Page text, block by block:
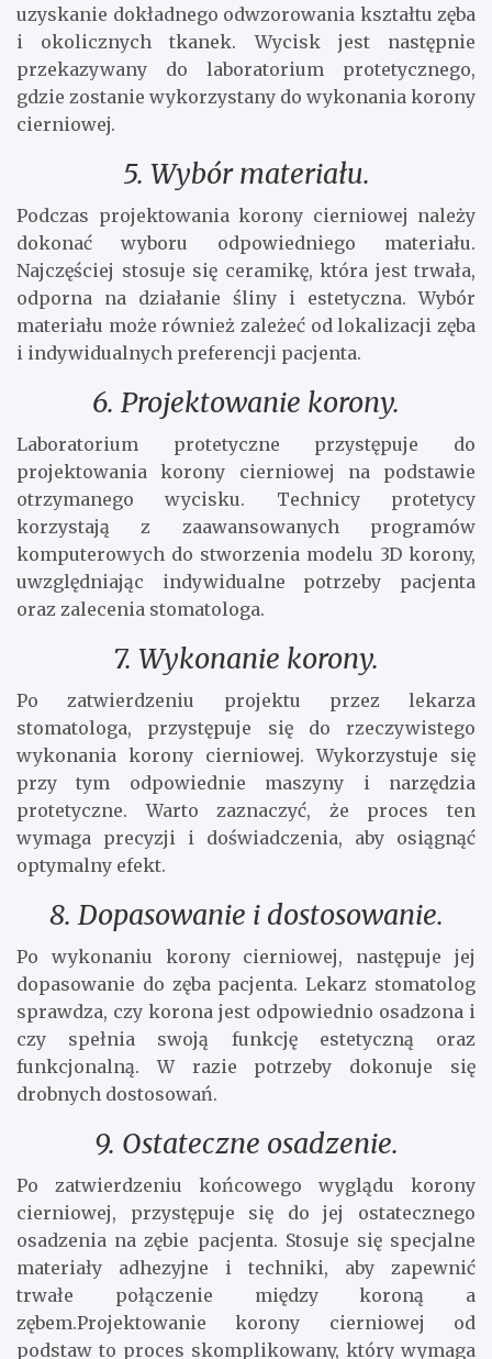
uzyskanie dokładnego odwzorowania kształtu zęba
i okolicznych tkanek. Wycisk jest następnie
przekazywany do laboratorium protetycznego,
gdzie zostanie wykorzystany do wykonania korony
cierniowej.
5. Wybór materiału.
Podczas projektowania korony cierniowej należy
dokonać wyboru odpowiedniego materiału.
Najczęściej stosuje się ceramikę, która jest trwała,
odporna na działanie śliny i estetyczna. Wybór
materiału może również zależeć od lokalizacji zęba
i indywidualnych preferencji pacjenta.
6. Projektowanie korony.
Laboratorium protetyczne przystępuje do
projektowania korony cierniowej na podstawie
otrzymanego wycisku. Technicy protetycy
korzystają z zaawansowanych programów
komputerowych do stworzenia modelu 3D korony,
uwzględniając indywidualne potrzeby pacjenta
oraz zalecenia stomatologa.
7. Wykonanie korony.
Po zatwierdzeniu projektu przez lekarza
stomatologa, przystępuje się do rzeczywistego
wykonania korony cierniowej. Wykorzystuje się
przy tym odpowiednie maszyny i narzędzia
protetyczne. Warto zaznaczyć, że proces ten
wymaga precyzji i doświadczenia, aby osiągnąć
optymalny efekt.
8. Dopasowanie i dostosowanie.
Po wykonaniu korony cierniowej, następuje jej
dopasowanie do zęba pacjenta. Lekarz stomatolog
sprawdza, czy korona jest odpowiednio osadzona i
czy spełnia swoją funkcję estetyczną oraz
funkcjonalną. W razie potrzeby dokonuje się
drobnych dostosowań.
9. Ostateczne osadzenie.
Po zatwierdzeniu końcowego wyglądu korony
cierniowej, przystępuje się do jej ostatecznego
osadzenia na zębie pacjenta. Stosuje się specjalne
materiały adhezyjne i techniki, aby zapewnić
trwałe połączenie między koroną a
zębem.Projektowanie korony cierniowej od
podstaw to proces skomplikowany, który wymaga